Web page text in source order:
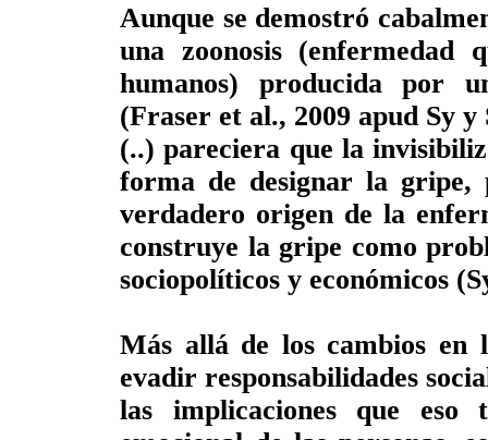
Aunque se demostró
una zoonosis
humanos) producida por
(Fraser et al., 2009 apud Sy
(..) pareciera que la
forma de designar la gripe,
verdadero origen de la
construye la gripe como
sociopolíticos y económicos
Más allá de los cambios en
evadir responsabilidades
las implicaciones que